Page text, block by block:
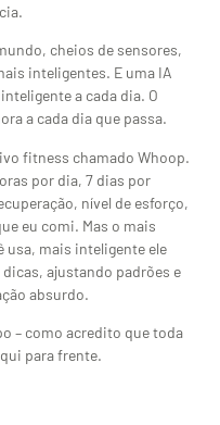
cheios de sensores,
inteligentes. E uma IA
a cada dia. O
a cada dia que passa.
fitness chamado Whoop.
por dia, 7 dias por
nível de esforço,
eu comi. Mas o mais
usa, mais inteligente ele
ajustando padrões e
absurdo.
– como acredito que toda
para frente.